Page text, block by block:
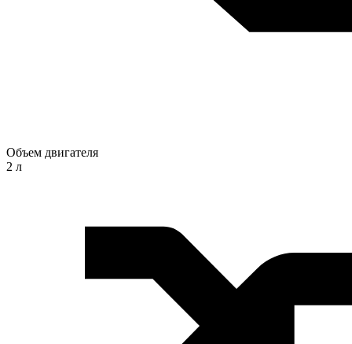
Объем двигателя
2 л